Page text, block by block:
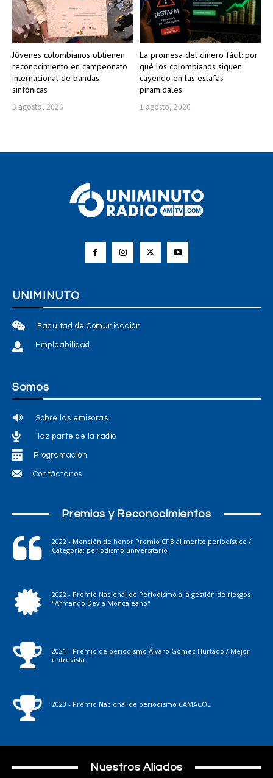
Jóvenes colombianos obtienen
reconocimiento en campeonato
internacional de bandas
sinfónicas
3 agosto, 2026
La promesa del dinero fácil: por
qué los colombianos siguen
cayendo en las estafas
piramidales
1 agosto, 2026
UNIMINUTO
Facultad de Comunicación
Empleabilidad
Somos
Sobre las emisoras
Haz parte de la radio
Programación
Contáctanos
Premios y Reconocimientos
2022 - Mención de honor Premio CPB al mérito periodístico /
Categoría: periodismo universitario
2022 - Premio Nacional de Periodismo a la gestión de riesgos
"Armando Devia Moncaleano"
2021 - Premio de periodismo Álvaro Gómez Hurtado / Mejor
entrevista
2020 - Premio Nacional de periodismo CAMACOL
Nuestros Aliados